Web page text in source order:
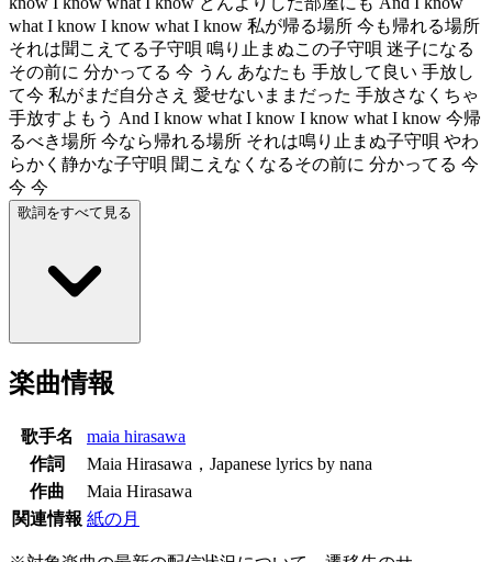
what I know I know what I know 私が帰る場所 今も帰れる場所
それは聞こえてる子守唄 鳴り止まぬこの子守唄 迷子になる
その前に 分かってる 今 うん あなたも 手放して良い 手放し
て今 私がまだ自分さえ 愛せないままだった 手放さなくちゃ
手放すよもう And I know what I know I know what I know 今帰
るべき場所 今なら帰れる場所 それは鳴り止まぬ子守唄 やわ
らかく静かな子守唄 聞こえなくなるその前に 分かってる 今
今 今
歌詞をすべて見る
楽曲情報
歌手名
maia hirasawa
作詞
Maia Hirasawa，Japanese lyrics by nana
作曲
Maia Hirasawa
関連情報 紙の月